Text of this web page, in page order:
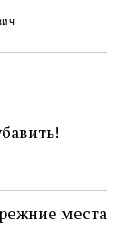
бе‑Ав,
и тем
места